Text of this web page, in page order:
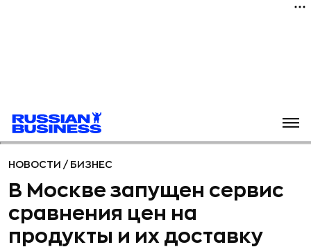
НОВОСТИ / БИЗНЕС
В Москве запущен сервис
сравнения цен на
продукты и их доставку